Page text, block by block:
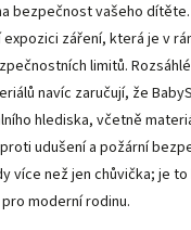
bezpečnost vašeho
záření, která je v
limitů.
navíc zaručují, že
hlediska, včetně
udušení a požární
více než jen chůvička; je
moderní rodinu.